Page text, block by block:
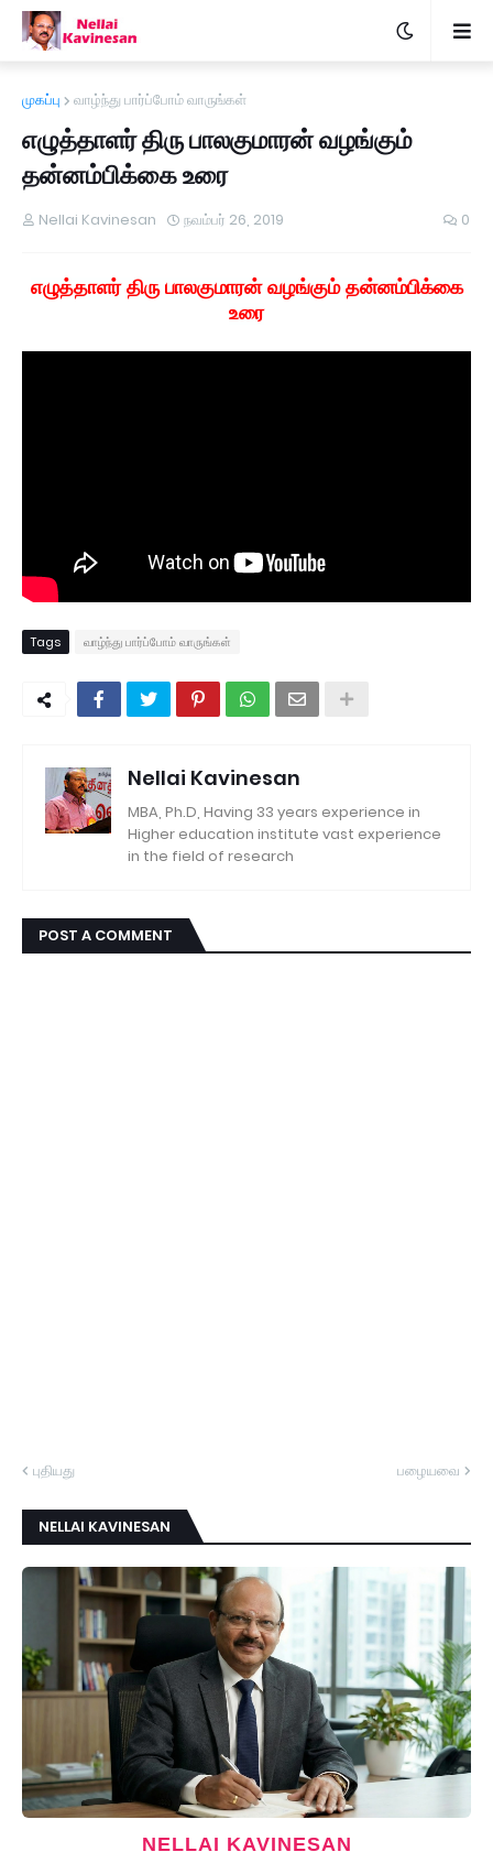
முகப்பு வாழ்ந்து பார்ப்போம் வாருங்கள்
எழுத்தாளர் திரு பாலகுமாரன் வழங்கும்
தன்னம்பிக்கை உரை
Nellai Kavinesan நவம்பர் 26, 2019 0
எழுத்தாளர் திரு பாலகுமாரன் வழங்கும் தன்னம்பிக்கை
உரை
Tags வாழ்ந்து பார்ப்போம் வாருங்கள்
Nellai Kavinesan
MBA, Ph.D, Having 33 years experience in
Higher education institute vast experience
in the field of research
POST A COMMENT
புதியது பழையவை
NELLAI KAVINESAN
NELLAI KAVINESAN